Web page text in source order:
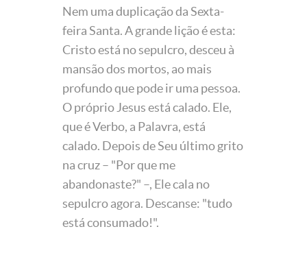
Nem uma duplicação da Sexta-
feira Santa. A grande lição é esta:
Cristo está no sepulcro, desceu à
mansão dos mortos, ao mais
profundo que pode ir uma pessoa.
O próprio Jesus está calado. Ele,
que é Verbo, a Palavra, está
calado. Depois de Seu último grito
na cruz – "Por que me
abandonaste?" –, Ele cala no
sepulcro agora. Descanse: "tudo
está consumado!".